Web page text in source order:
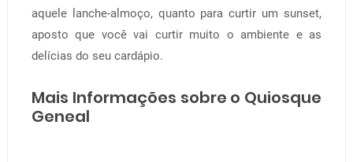
aquele lanche-almoço, quanto para curtir um sunset,
aposto que você vai curtir muito o ambiente e as
delícias do seu cardápio.
Mais Informações sobre o Quiosque
Geneal